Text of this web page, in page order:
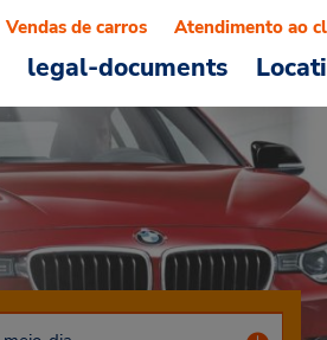
legal-documents
Vendas de carros Atendimento ao